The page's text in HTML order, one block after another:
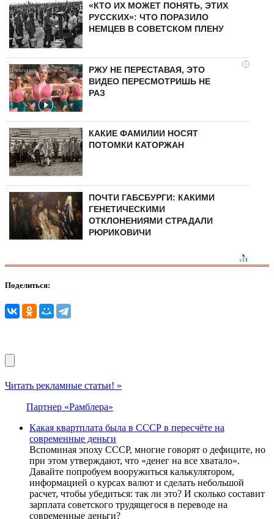
«КТО ИХ МОЖЕТ ПОНЯТЬ, ЭТИХ
РУССКИХ»: ЧТО ПОРАЗИЛО
НЕМЦЕВ В СОВЕТСКОМ ПЛЕНУ
i
РЖУ НЕ ПЕРЕСТАВАЯ, ЭТО
ВИДЕО ПЕРЕСМОТРИШЬ НЕ
РАЗ
КАКИЕ ФАМИЛИИ НОСЯТ
ПОТОМКИ КАТОРЖАН
ПОЧТИ ГАБСБУРГИ: КАКИМИ
ГЕНЕТИЧЕСКИМИ
ОТКЛОНЕНИЯМИ СТРАДАЛИ
РЮРИКОВИЧИ
Поделиться:
Читать рекламные статьи! »
Партнер «Рамблера»
Какая квартплата была в СССР в пересчёте на
современные деньги
Вспоминая эпоху СССР, многие говорят о дефиците, но
при этом утверждают, что «денег на все хватало».
Давайте попробуем вооружиться калькулятором,
информацией о курсах валют и сделать небольшой
расчет, чтобы убедиться: так ли это? И сколько составит
зарплата советского трудящегося в переводе на
современные деньги?